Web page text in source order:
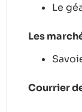
Le
Les
Courrier